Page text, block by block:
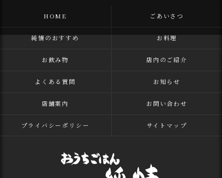
HOME ごあいさつ
純情のおすすめ お料理
お飲み物 店内のご紹介
よくある質問 お知らせ
店舗案内 お問い合わせ
プライバシーポリシー サイトマップ